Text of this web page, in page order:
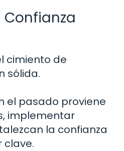
Confianza
cimiento de
sólida.
el pasado proviene
implementar
la confianza
clave.